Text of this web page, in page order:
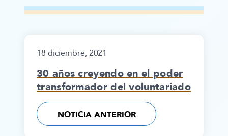
18 diciembre, 2021
30 años creyendo en el poder
transformador del voluntariado
NOTICIA ANTERIOR